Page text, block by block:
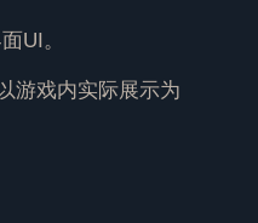
UI。
游戏内实际展示为